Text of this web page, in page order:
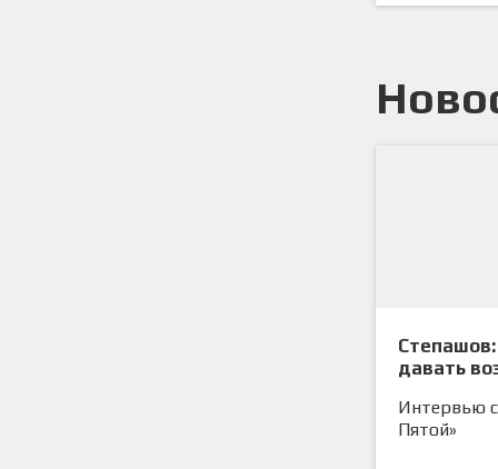
давать
Интервью
Пятой»